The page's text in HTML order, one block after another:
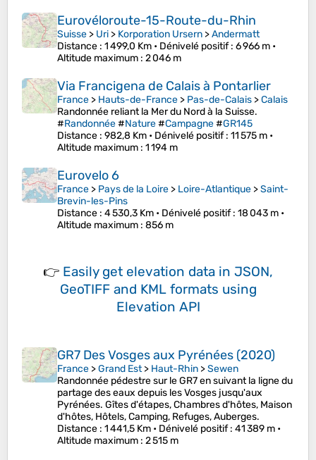
Eurovéloroute-15-Route-du-Rhin
Suisse > Uri > Korporation Ursern >Andermatt
Distance : 1 499,0 Km • Dénivelé positif: 6 966 m •
Altitude maximum : 2 046 m
Via Francigena de Calais à Pontarlier
France > Hauts-de-France > Pas-de-Calais >Calais
Randonnée reliant la Mer du Nord à la Suisse.
#Randonnée#Nature#Campagne#GR145
Distance : 982,8 Km • Dénivelé positif: 11 575 m •
Altitude maximum : 1 194 m
Eurovelo 6
France > Pays de la Loire > Loire-Atlantique >Saint-
Brevin-les-Pins
Distance : 4 530,3 Km • Dénivelé positif: 18 043 m •
Altitude maximum : 856 m
👉 Easily get elevation data in JSON,
GeoTIFF and KML formats using
Elevation API
GR7 Des Vosges aux Pyrénées (2020)
France >Grand Est> Haut-Rhin >Sewen
Randonnée pédestre sur le GR7 en suivant la ligne du
partage des eaux depuis les Vosges jusqu'aux
Pyrénées. Gîtes d'étapes, Chambres d'hôtes, Maison
d'hôtes, Hôtels, Camping, Refuges, Auberges.
Distance : 1 441,5 Km • Dénivelé positif: 41 389 m •
Altitude maximum : 2 515 m